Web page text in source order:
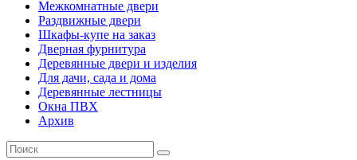
Межкомнатные двери
Раздвижные двери
Шкафы-купе на заказ
Дверная фурнитура
Деревянные двери и изделия
Для дачи, сада и дома
Деревянные лестницы
Окна ПВХ
Архив